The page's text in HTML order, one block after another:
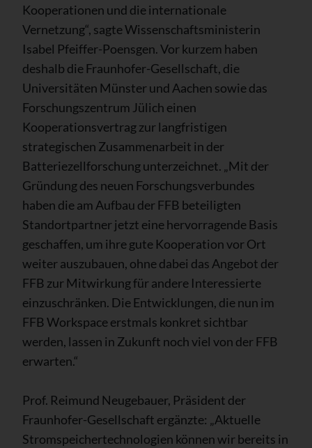
Kooperationen und die internationale
Vernetzung“, sagte Wissenschaftsministerin
Isabel Pfeiffer-Poensgen. Vor kurzem haben
deshalb die Fraunhofer-Gesellschaft, die
Universitäten Münster und Aachen sowie das
Forschungszentrum Jülich einen
Kooperationsvertrag zur langfristigen
strategischen Zusammenarbeit in der
Batteriezellforschung unterzeichnet. „Mit der
Gründung des neuen Forschungsverbundes
haben die am Aufbau der FFB beteiligten
Standortpartner jetzt eine hervorragende Basis
geschaffen, um ihre gute Kooperation vor Ort
weiter auszubauen, ohne dabei das Angebot der
FFB zur Mitwirkung für andere Interessierte
einzuschränken. Die Entwicklungen, die nun im
FFB Workspace erstmals konkret sichtbar
werden, lassen in Zukunft noch viel von der FFB
erwarten.“
Prof. Reimund Neugebauer, Präsident der
Fraunhofer-Gesellschaft ergänzte: „Aktuelle
Stromspeichertechnologien können wir bereits in